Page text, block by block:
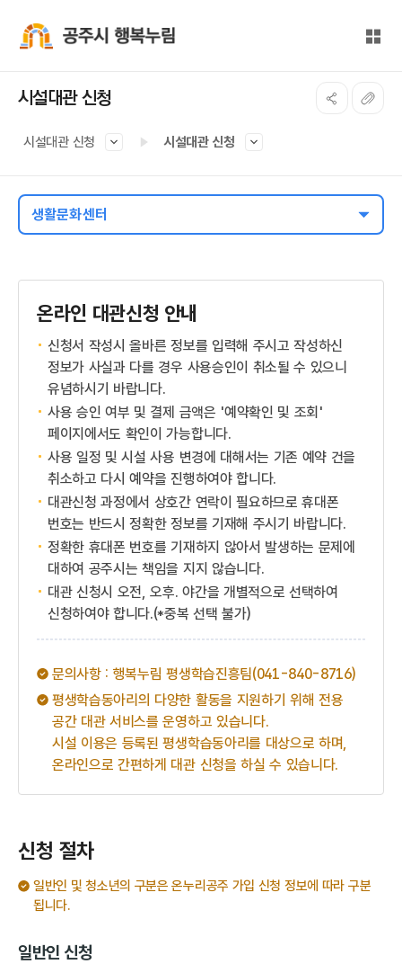
전체
시설대관 신청
시설대관 신청 시설대관 신청
생활문화센터
온라인 대관신청 안내
신청서 작성시 올바른 정보를 입력해 주시고 작성하신
정보가 사실과 다를 경우 사용승인이 취소될 수 있으니
유념하시기 바랍니다.
사용 승인 여부 및 결제 금액은 '예약확인 및 조회'
페이지에서도 확인이 가능합니다.
사용 일정 및 시설 사용 변경에 대해서는 기존 예약 건을
취소하고 다시 예약을 진행하여야 합니다.
대관신청 과정에서 상호간 연락이 필요하므로 휴대폰
번호는 반드시 정확한 정보를 기재해 주시기 바랍니다.
정확한 휴대폰 번호를 기재하지 않아서 발생하는 문제에
대하여 공주시는 책임을 지지 않습니다.
대관 신청시 오전, 오후. 야간을 개별적으로 선택하여
신청하여야 합니다.(*중복 선택 불가)
문의사항 : 행복누림 평생학습진흥팀(041-840-8716)
평생학습동아리의 다양한 활동을 지원하기 위해 전용
공간 대관 서비스를 운영하고 있습니다.
시설 이용은 등록된 평생학습동아리를 대상으로 하며,
온라인으로 간편하게 대관 신청을 하실 수 있습니다.
신청 절차
일반인 및 청소년의 구분은 온누리공주 가입 신청 정보에 따라 구분
됩니다.
일반인 신청